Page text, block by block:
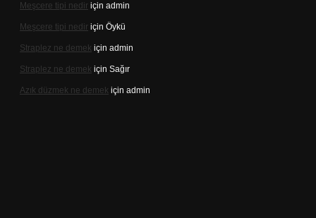
Meşcere tipi nedir için admin
Meşcere tipi nedir için Öykü
Straplez ne demek için admin
Straplez ne demek için Sağır
Azık düzmek ne demek için admin